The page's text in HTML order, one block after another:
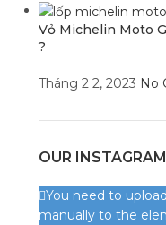
Vỏ Michelin Moto
?
Tháng 2 2, 2023 No
OUR INSTAGRAM
You need to
manually to the